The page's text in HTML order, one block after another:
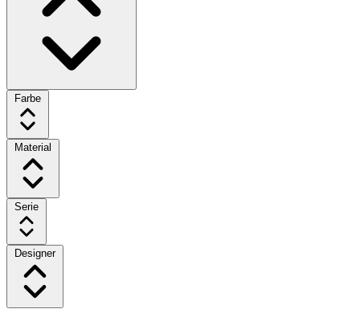
Farbe
Material
Serie
Designer